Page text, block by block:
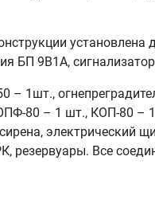
установлена
БП 9В1А,
– 1шт.,
80 – 1 шт., КОП-80
электрический
резервуары. Все